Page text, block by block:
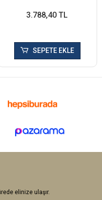
3.788,40 TL
SEPETE EKLE
elinize ulaşır.